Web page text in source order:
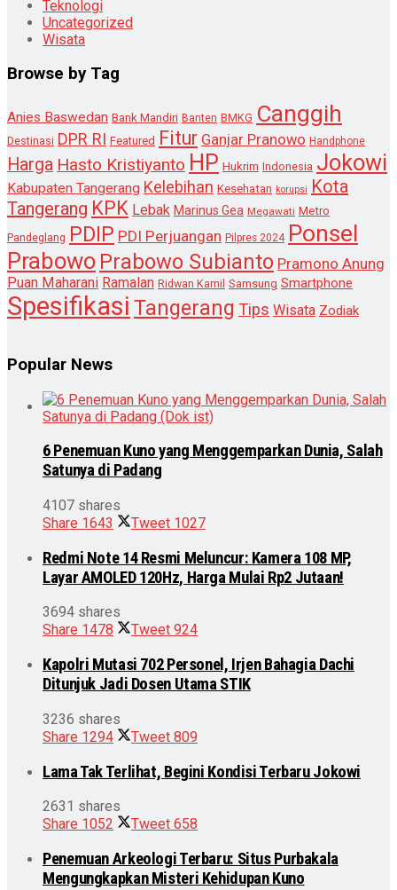
Teknologi
Uncategorized
Wisata
Browse by Tag
Anies Baswedan Bank Mandiri Banten BMKG Canggih
Destinasi DPR RI Featured Fitur Ganjar Pranowo Handphone
Harga Hasto Kristiyanto HP Hukrim Indonesia Jokowi
Kabupaten Tangerang Kelebihan Kesehatan korupsi Kota
Tangerang KPK Lebak Marinus Gea Megawati Metro
Pandeglang PDIP PDI Perjuangan Pilpres 2024 Ponsel
Prabowo Prabowo Subianto Pramono Anung
Puan Maharani Ramalan Ridwan Kamil Samsung Smartphone
Spesifikasi Tangerang Tips Wisata Zodiak
Popular News
6 Penemuan Kuno yang Menggemparkan Dunia, Salah
Satunya di Padang
4107 shares
Share 1643 Tweet 1027
Redmi Note 14 Resmi Meluncur: Kamera 108 MP,
Layar AMOLED 120Hz, Harga Mulai Rp2 Jutaan!
3694 shares
Share 1478 Tweet 924
Kapolri Mutasi 702 Personel, Irjen Bahagia Dachi
Ditunjuk Jadi Dosen Utama STIK
3236 shares
Share 1294 Tweet 809
Lama Tak Terlihat, Begini Kondisi Terbaru Jokowi
2631 shares
Share 1052 Tweet 658
Penemuan Arkeologi Terbaru: Situs Purbakala
Mengungkapkan Misteri Kehidupan Kuno